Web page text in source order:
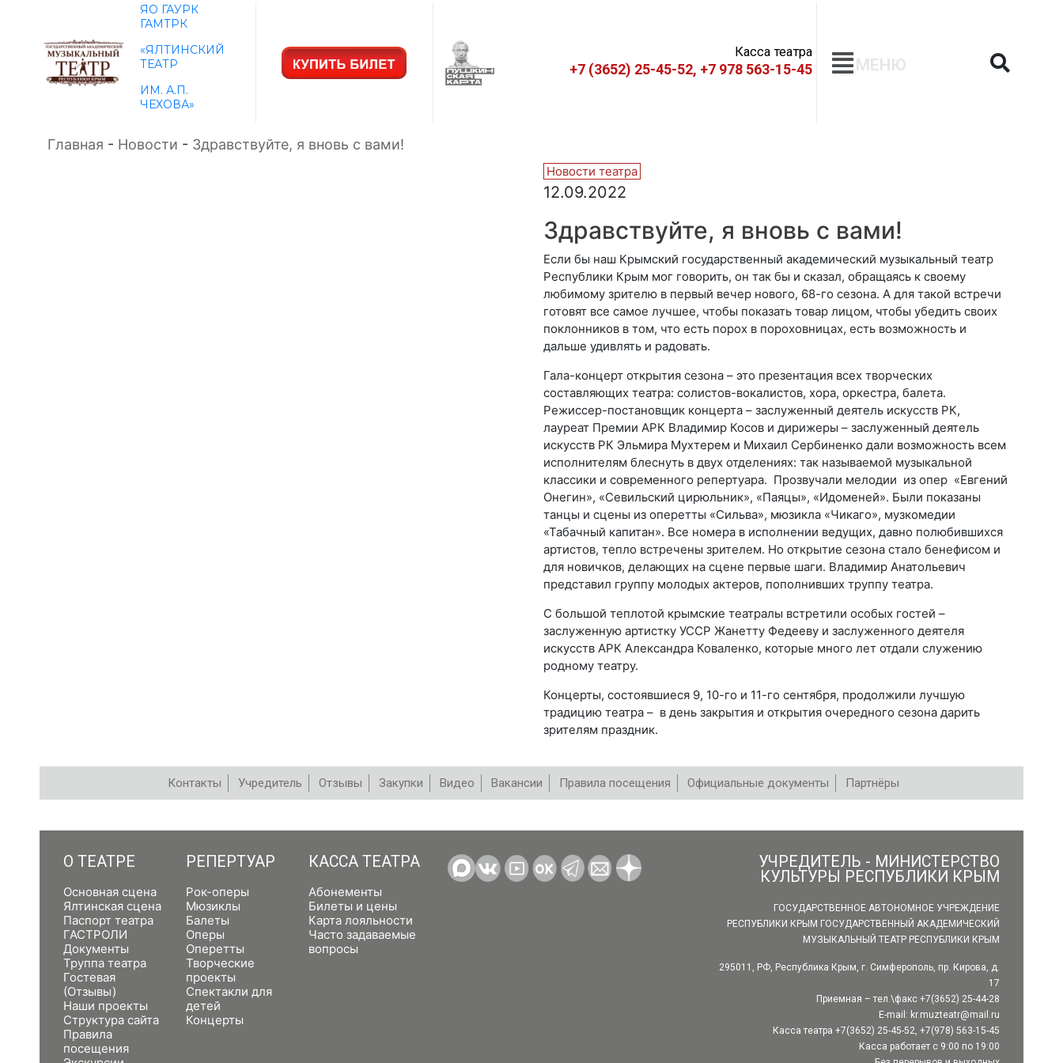
ЯО ГАУРК
ГАМТРК
«ЯЛТИНСКИЙ
ТЕАТР
ИМ. А.П.
ЧЕХОВА»
Касса театра
+7 (3652) 25-45-52, +7 978 563-15-45 МЕНЮ
Главная - Новости - Здравствуйте, я вновь с вами!
Новости театра
12.09.2022
Здравствуйте, я вновь с вами!
Если бы наш Крымский государственный академический музыкальный театр
Республики Крым мог говорить, он так бы и сказал, обращаясь к своему
любимому зрителю в первый вечер нового, 68-го сезона. А для такой встречи
готовят все самое лучшее, чтобы показать товар лицом, чтобы убедить своих
поклонников в том, что есть порох в пороховницах, есть возможность и
дальше удивлять и радовать.
Гала-концерт открытия сезона – это презентация всех творческих
составляющих театра: солистов-вокалистов, хора, оркестра, балета.
Режиссер-постановщик концерта – заслуженный деятель искусств РК,
лауреат Премии АРК Владимир Косов и дирижеры – заслуженный деятель
искусств РК Эльмира Мухтерем и Михаил Сербиненко дали возможность всем
исполнителям блеснуть в двух отделениях: так называемой музыкальной
классики и современного репертуара. Прозвучали мелодии из опер «Евгений
Онегин», «Севильский цирюльник», «Паяцы», «Идоменей». Были показаны
танцы и сцены из оперетты «Сильва», мюзикла «Чикаго», музкомедии
«Табачный капитан». Все номера в исполнении ведущих, давно полюбившихся
артистов, тепло встречены зрителем. Но открытие сезона стало бенефисом и
для новичков, делающих на сцене первые шаги. Владимир Анатольевич
представил группу молодых актеров, пополнивших труппу театра.
С большой теплотой крымские театралы встретили особых гостей –
заслуженную артистку УССР Жанетту Федееву и заслуженного деятеля
искусств АРК Александра Коваленко, которые много лет отдали служению
родному театру.
Концерты, состоявшиеся 9, 10-го и 11-го сентября, продолжили лучшую
традицию театра – в день закрытия и открытия очередного сезона дарить
зрителям праздник.
Контакты Учредитель Отзывы Закупки Видео Вакансии Правила посещения Официальные документы Партнёры
О ТЕАТРЕ
Основная сцена
Ялтинская сцена
Паспорт театра
ГАСТРОЛИ
Документы
Труппа театра
Гостевая
(Отзывы)
Наши проекты
Структура сайта
Правила
посещения
РЕПЕРТУАР
Рок-оперы
Мюзиклы
Балеты
Оперы
Оперетты
Творческие
проекты
Спектакли для
детей
Концерты
КАССА ТЕАТРА
Абонементы
Билеты и цены
Карта лояльности
Часто задаваемые
вопросы
УЧРЕДИТЕЛЬ - МИНИСТЕРСТВО
КУЛЬТУРЫ РЕСПУБЛИКИ КРЫМ
ГОСУДАРСТВЕННОЕ АВТОНОМНОЕ УЧРЕЖДЕНИЕ
РЕСПУБЛИКИ КРЫМ ГОСУДАРСТВЕННЫЙ АКАДЕМИЧЕСКИЙ
МУЗЫКАЛЬНЫЙ ТЕАТР РЕСПУБЛИКИ КРЫМ
295011, РФ, Республика Крым, г. Симферополь, пр. Кирова, д.
17
Приемная – тел.\факс +7(3652) 25-44-28
E-mail: kr.muzteatr@mail.ru
Касса театра +7(3652) 25-45-52, +7(978) 563-15-45
Касса работает с 9:00 по 19:00